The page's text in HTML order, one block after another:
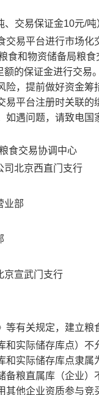
交易保证金10元/
交易平台进行市场
食和物资储备局粮
的保证金进行交
险，提前做好资金
易平台注册时关联
如遇问题，请致电
食交易协调中心
司北京西直门支行
业部
京宣武门支行
等有关规定，建立
和实际储存库点）
和实际储存库点隶
备粮直属库（企业
其他企业资质参与